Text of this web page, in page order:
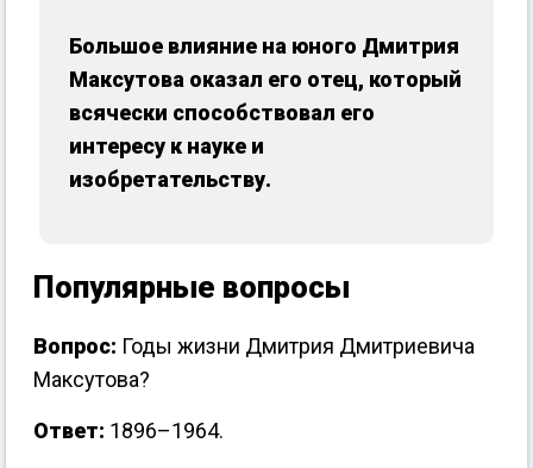
Большое влияние на юного Дмитрия
Максутова оказал его отец, который
всячески способствовал его
интересу к науке и
изобретательству.
Популярные вопросы
Вопрос: Годы жизни Дмитрия Дмитриевича
Максутова?
Ответ: 1896–1964.